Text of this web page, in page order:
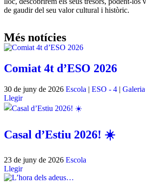
de gaudir del seu valor cultural i històric.
Més notícies
Comiat 4t d’ESO 2026
30 de juny de 2026 Escola | ESO - 4 |
Llegir
Casal d’Estiu 2026! ☀️
23 de juny de 2026 Escola
Llegir